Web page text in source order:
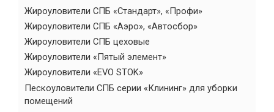
Жироуловители СПБ «Стандарт», «Профи»
Жироуловители СПБ «Аэро», «Автосбор»
Жироуловители СПБ цеховые
Жироуловители «Пятый элемент»
Жироуловители «EVO STOK»
Пескоуловители СПБ серии «Клининг» для уборки
помещений